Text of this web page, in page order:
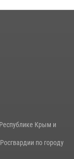
Крым и
по городу